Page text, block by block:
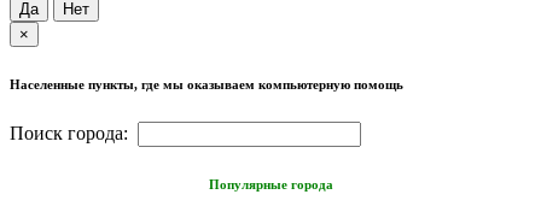
Да
Нет
×
Населенные пункты, где мы оказываем компьютерную помощь
Поиск города:
Популярные города